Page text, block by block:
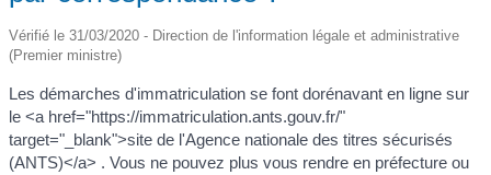
Vérifié le 31/03/2020 - Direction de l'information légale et administrative
(Premier ministre)
Les démarches d'immatriculation se font dorénavant en ligne sur
le <a href="https://immatriculation.ants.gouv.fr/"
target="_blank">site de l'Agence nationale des titres sécurisés
(ANTS)</a> . Vous ne pouvez plus vous rendre en préfecture ou